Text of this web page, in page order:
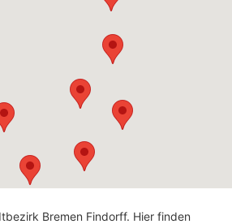
Bremen Findorff. Hier finden